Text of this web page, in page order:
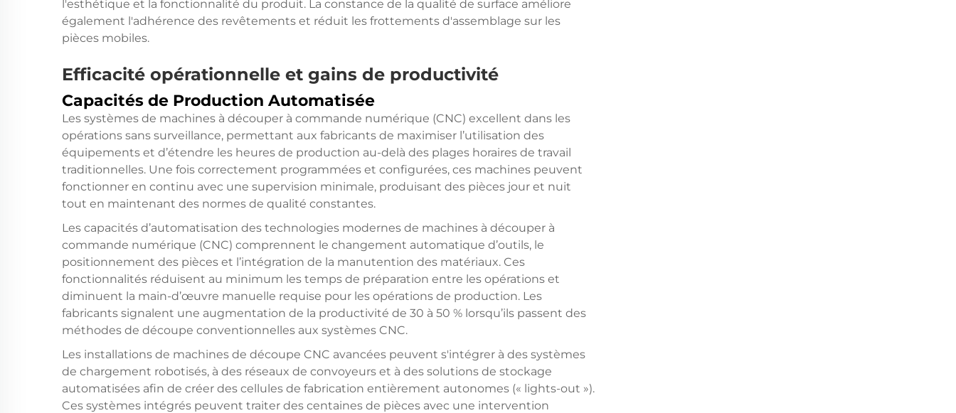
l'esthétique et la fonctionnalité du produit. La constance de la qualité de surface améliore
également l'adhérence des revêtements et réduit les frottements d'assemblage sur les
pièces mobiles.
Efficacité opérationnelle et gains de productivité
Capacités de Production Automatisée
Les systèmes de machines à découper à commande numérique (CNC) excellent dans les
opérations sans surveillance, permettant aux fabricants de maximiser l’utilisation des
équipements et d’étendre les heures de production au-delà des plages horaires de travail
traditionnelles. Une fois correctement programmées et configurées, ces machines peuvent
fonctionner en continu avec une supervision minimale, produisant des pièces jour et nuit
tout en maintenant des normes de qualité constantes.
Les capacités d’automatisation des technologies modernes de machines à découper à
commande numérique (CNC) comprennent le changement automatique d’outils, le
positionnement des pièces et l’intégration de la manutention des matériaux. Ces
fonctionnalités réduisent au minimum les temps de préparation entre les opérations et
diminuent la main-d’œuvre manuelle requise pour les opérations de production. Les
fabricants signalent une augmentation de la productivité de 30 à 50 % lorsqu’ils passent des
méthodes de découpe conventionnelles aux systèmes CNC.
Les installations de machines de découpe CNC avancées peuvent s'intégrer à des systèmes
de chargement robotisés, à des réseaux de convoyeurs et à des solutions de stockage
automatisées afin de créer des cellules de fabrication entièrement autonomes (« lights-out »).
Ces systèmes intégrés peuvent traiter des centaines de pièces avec une intervention